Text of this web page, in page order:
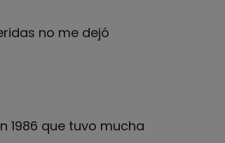
no me dejó
1986 que tuvo mucha